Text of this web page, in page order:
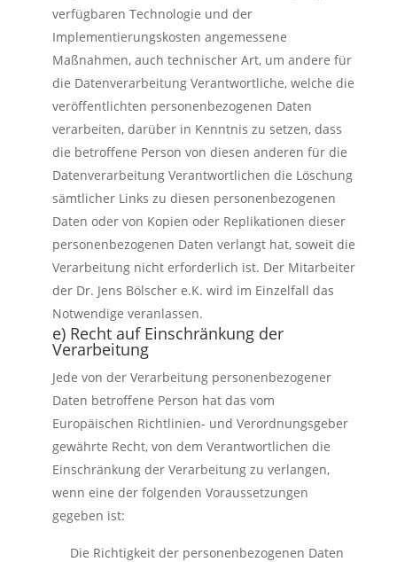
verfügbaren Technologie und der
Implementierungskosten angemessene
Maßnahmen, auch technischer Art, um andere für
die Datenverarbeitung Verantwortliche, welche die
veröffentlichten personenbezogenen Daten
verarbeiten, darüber in Kenntnis zu setzen, dass
die betroffene Person von diesen anderen für die
Datenverarbeitung Verantwortlichen die Löschung
sämtlicher Links zu diesen personenbezogenen
Daten oder von Kopien oder Replikationen dieser
personenbezogenen Daten verlangt hat, soweit die
Verarbeitung nicht erforderlich ist. Der Mitarbeiter
der Dr. Jens Bölscher e.K. wird im Einzelfall das
Notwendige veranlassen.
e) Recht auf Einschränkung der
Verarbeitung
Jede von der Verarbeitung personenbezogener
Daten betroffene Person hat das vom
Europäischen Richtlinien- und Verordnungsgeber
gewährte Recht, von dem Verantwortlichen die
Einschränkung der Verarbeitung zu verlangen,
wenn eine der folgenden Voraussetzungen
gegeben ist:
Die Richtigkeit der personenbezogenen Daten